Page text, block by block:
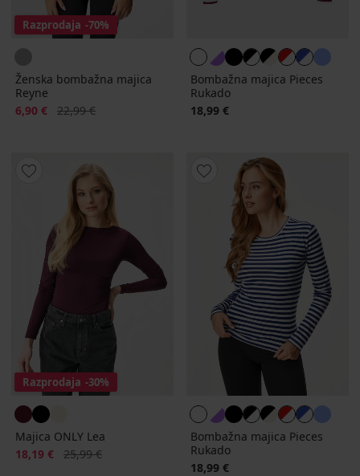
Razprodaja -70%
Ženska bombažna majica
Reyne
Popust
6,90 € Prvotna cena
22,99 €
Bombažna majica Pieces
Rukado
18,99 €
Razprodaja -30%
Majica ONLY Lea
Popust
18,19 € Prvotna cena
25,99 €
Bombažna majica Pieces
Rukado
18,99 €